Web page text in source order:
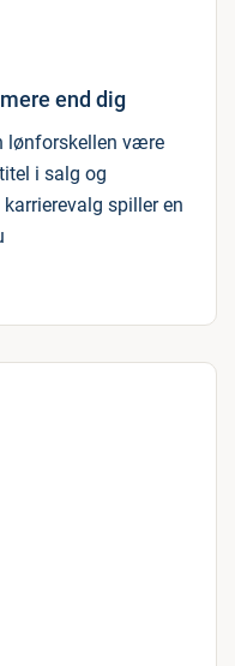
end dig
lønforskellen være
i salg og
spiller en